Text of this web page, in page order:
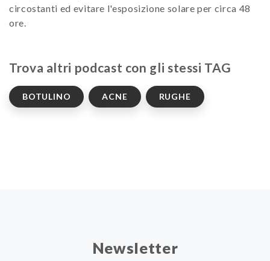
circostanti ed evitare l'esposizione solare per circa 48
ore.
Trova altri podcast con gli stessi TAG
BOTULINO ACNE RUGHE
Newsletter